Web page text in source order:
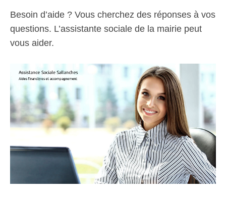
Besoin d’aide ? Vous cherchez des réponses à vos
questions. L’assistante sociale de la mairie peut
vous aider.